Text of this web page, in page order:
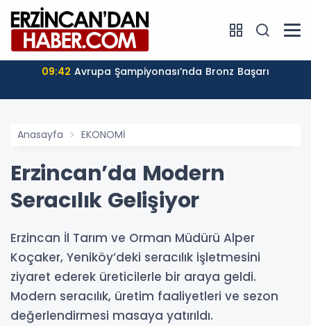
09:42 Avrupa Şampiyonası’nda Bronz Başarı
Anasayfa EKONOMİ
Erzincan’da Modern
Seracılık Gelişiyor
Erzincan İl Tarım ve Orman Müdürü Alper
Koçaker, Yeniköy’deki seracılık işletmesini
ziyaret ederek üreticilerle bir araya geldi.
Modern seracılık, üretim faaliyetleri ve sezon
değerlendirmesi masaya yatırıldı.